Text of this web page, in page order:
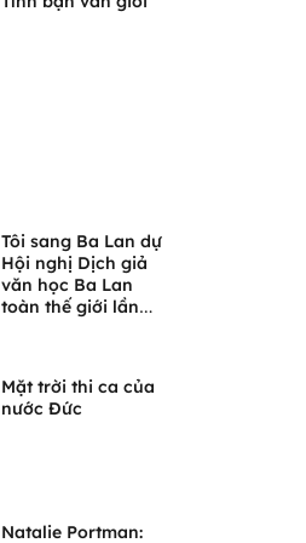
Tôi sang Ba Lan dự
Hội nghị Dịch giả
văn học Ba Lan
toàn thế giới lần
Mặt trời thi ca của
nước Đức
Natalie Portman: